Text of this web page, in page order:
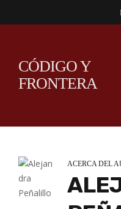
CÓDIGO Y
FRONTERA
ACERCA DEL